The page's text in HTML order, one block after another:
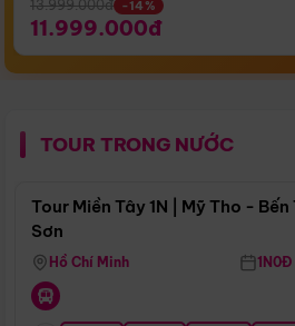
13.999.000đ -14%
11.999.000đ
TOUR TRONG NƯỚC
Tour Miền Tây 1N | Mỹ Tho -
Sơn
Hồ Chí Minh 1N0Đ